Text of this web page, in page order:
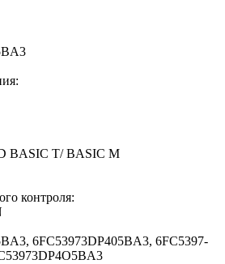
BASIC T/ BASIC M
контроля:
6FC53973DP405BA3, 6FC5397-